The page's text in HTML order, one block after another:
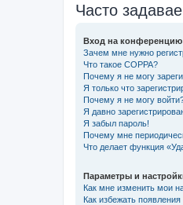
Часто
Вход на конференцию
Зачем мне нужно
Что такое COPPA?
Почему я не могу
Я только что
Почему я не могу
Я давно
Я забыл пароль!
Почему мне
Что делает функция
Параметры и
Как мне изменить мои
Как избежать